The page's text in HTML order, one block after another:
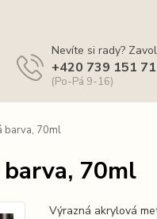
Nevíte si rady?
+420 739 151
(Po-Pá 9-16)
barva, 70ml
barva, 70ml
Výrazná akrylová